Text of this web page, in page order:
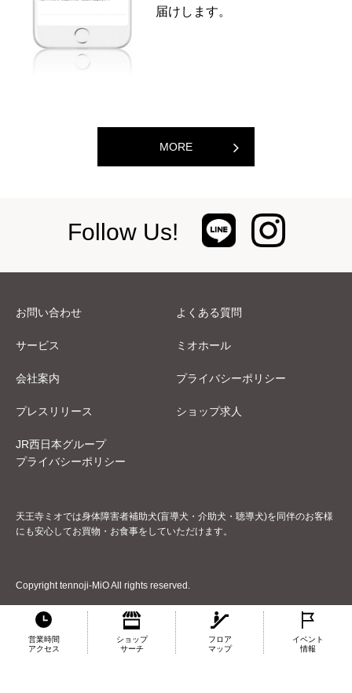
届けします。
MORE
Follow Us!
営業時間
アクセス
ショップ
サーチ
フロア
マップ
イベント
情報
お問い合わせ よくある質問
サービス ミオホール
会社案内 プライバシーポリシー
プレスリリース ショップ求人
JR西日本グループ
プライバシーポリシー
天王寺ミオでは身体障害者補助犬(盲導犬・介助犬・聴導犬)を同伴のお客様
にも安心してお買物・お食事をしていただけます。
Copyright tennoji-MiO All rights reserved.